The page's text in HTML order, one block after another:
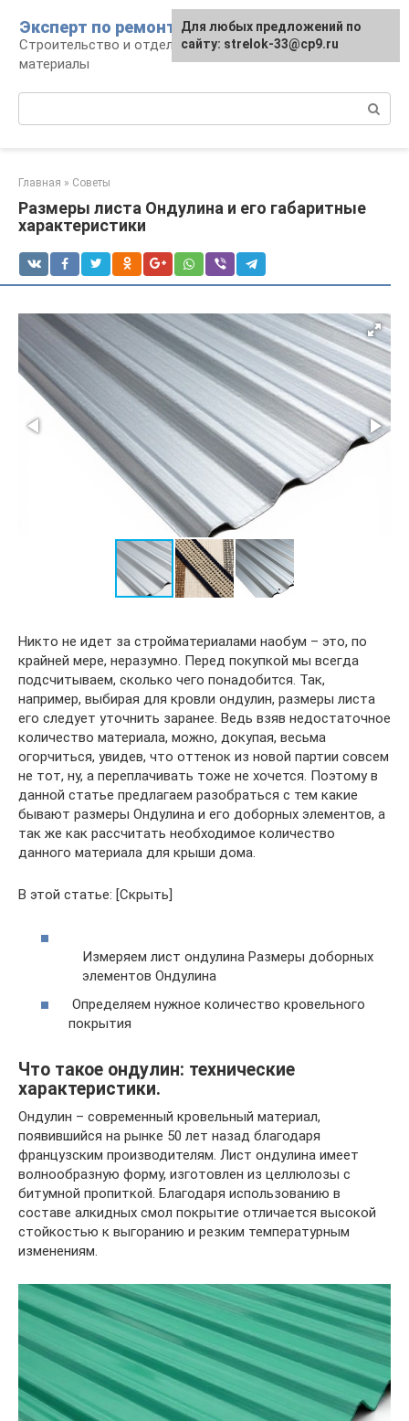
контенту
Эксперт по ремонту
Строительство и отделка: работы и
материалы
Главная » Советы
Размеры листа Ондулина и его габаритные
характеристики
Никто не идет за стройматериалами наобум – это, по
крайней мере, неразумно. Перед покупкой мы всегда
подсчитываем, сколько чего понадобится. Так,
например, выбирая для кровли ондулин, размеры листа
его следует уточнить заранее. Ведь взяв недостаточное
количество материала, можно, докупая, весьма
огорчиться, увидев, что оттенок из новой партии совсем
не тот, ну, а переплачивать тоже не хочется. Поэтому в
данной статье предлагаем разобраться с тем какие
бывают размеры Ондулина и его доборных элементов, а
так же как рассчитать необходимое количество
данного материала для крыши дома.
В этой статье: [Скрыть]
Измеряем лист ондулина Размеры доборных
элементов Ондулина
Определяем нужное количество кровельного
покрытия
Что такое ондулин: технические
характеристики.
Ондулин – современный кровельный материал,
появившийся на рынке 50 лет назад благодаря
французским производителям. Лист ондулина имеет
волнообразную форму, изготовлен из целлюлозы с
битумной пропиткой. Благодаря использованию в
составе алкидных смол покрытие отличается высокой
стойкостью к выгоранию и резким температурным
изменениям.
Для любых предложений по
сайту: strelok-33@cp9.ru
Для любых предложений по
сайту: strelok-33@cp9.ru